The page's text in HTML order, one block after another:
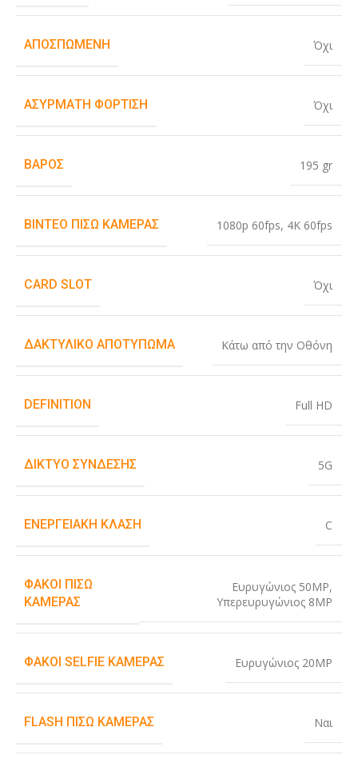
ΑΠΟΣΠΏΜΕΝΗ Όχι
ΑΣΎΡΜΑΤΗ ΦΌΡΤΙΣΗ Όχι
ΒΆΡΟΣ 195 gr
ΒΊΝΤΕΟ ΠΊΣΩ ΚΆΜΕΡΑΣ 1080p 60fps, 4K 60fps
CARD SLOT Όχι
ΔΑΚΤΥΛΙΚΌ ΑΠΟΤΎΠΩΜΑ Κάτω από την Οθόνη
DEFINITION Full HD
ΔΊΚΤΥΟ ΣΎΝΔΕΣΗΣ 5G
ΕΝΕΡΓΕΙΑΚΉ ΚΛΆΣΗ C
ΦΑΚΟΊ ΠΊΣΩ
ΚΆΜΕΡΑΣ
Ευρυγώνιος 50MP,
Υπερευρυγώνιος 8MP
ΦΑΚΟΊ SELFIE ΚΆΜΕΡΑΣ Ευρυγώνιος 20MP
FLASH ΠΊΣΩ ΚΆΜΕΡΑΣ Ναι